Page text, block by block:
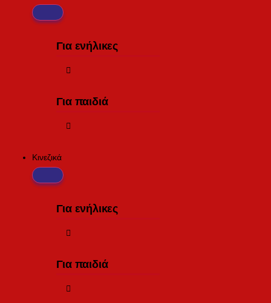
Για ενήλικες
Για παιδιά
Κινεζικά
Για ενήλικες
Για παιδιά